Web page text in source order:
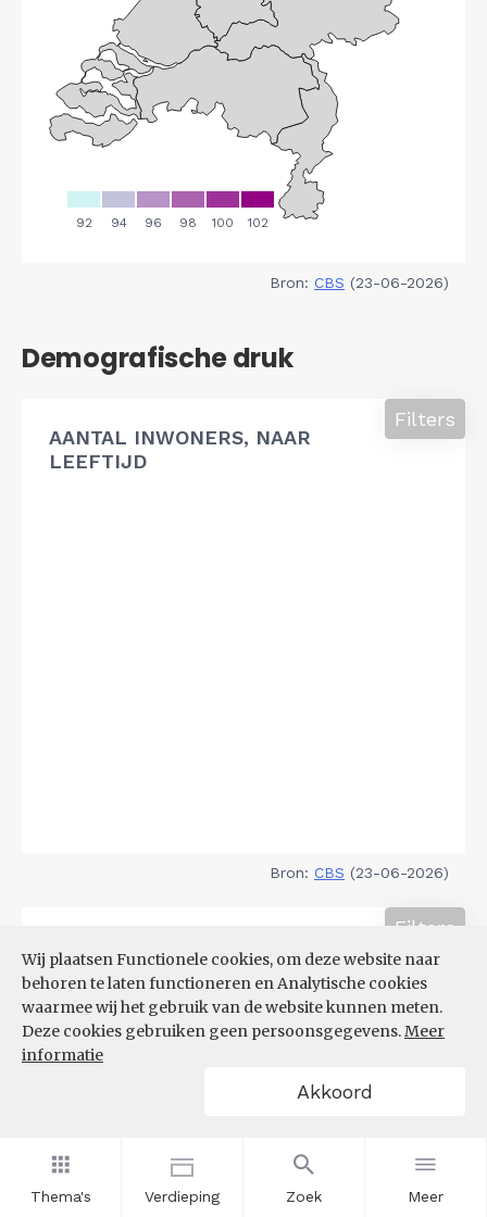
Thema's Verdieping Zoek Meer
Wij plaatsen Functionele cookies, om deze website naar
behoren te laten functioneren en Analytische cookies
waarmee wij het gebruik van de website kunnen meten.
Deze cookies gebruiken geen persoonsgegevens.Meer
informatie
Akkoord
Bron: CBS (23-06-2026)
Demografische druk
AANTAL INWONERS, NAAR
LEEFTIJD
Filters
Bron: CBS (23-06-2026)
Filters